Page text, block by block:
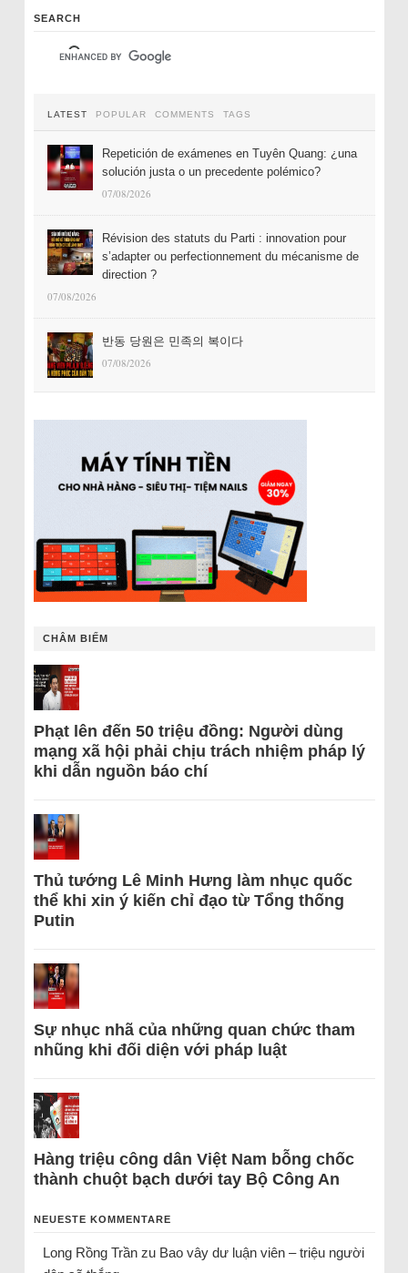
SEARCH
LATEST POPULAR COMMENTS TAGS
Repetición de exámenes en Tuyên Quang: ¿una
solución justa o un precedente polémico?
07/08/2026
Révision des statuts du Parti : innovation pour
s’adapter ou perfectionnement du mécanisme de
direction ?
07/08/2026
반동 당원은 민족의 복이다
07/08/2026
CHÂM BIẾM
Phạt lên đến 50 triệu đồng: Người dùng
mạng xã hội phải chịu trách nhiệm pháp lý
khi dẫn nguồn báo chí
Thủ tướng Lê Minh Hưng làm nhục quốc
thể khi xin ý kiến chỉ đạo từ Tổng thống
Putin
Sự nhục nhã của những quan chức tham
nhũng khi đối diện với pháp luật
Hàng triệu công dân Việt Nam bỗng chốc
thành chuột bạch dưới tay Bộ Công An
NEUESTE KOMMENTARE
Long Rồng Trầnzu Bao vây dư luận viên – triệu người